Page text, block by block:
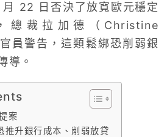
22 日否決了放寬歐元穩定
總裁拉加德（Christine
員警告，這類鬆綁恐削弱銀
導。
案
推升銀行成本、削弱放貸